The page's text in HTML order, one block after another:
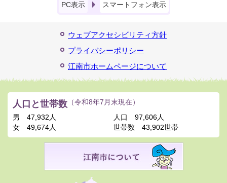
PC表示 スマートフォン表示
ウェブアクセシビリティ方針
プライバシーポリシー
江南市ホームページについて
人口と世帯数 （令和8年7月末現在）
男
47,932人
女
49,674人
人口
97,606人
世帯数
43,902世帯